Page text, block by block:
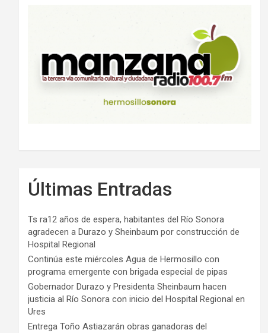
Últimas Entradas
Ts ra12 años de espera, habitantes del Río Sonora
agradecen a Durazo y Sheinbaum por construcción de
Hospital Regional
Continúa este miércoles Agua de Hermosillo con
programa emergente con brigada especial de pipas
Gobernador Durazo y Presidenta Sheinbaum hacen
justicia al Río Sonora con inicio del Hospital Regional en
Ures
Entrega Toño Astiazarán obras ganadoras del